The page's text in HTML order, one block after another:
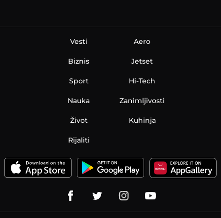
Vesti
Biznis
Sport
Nauka
Aero
Jetset
Hi-Tech
Zanimljivosti
Život Kuhinja
Rijaliti